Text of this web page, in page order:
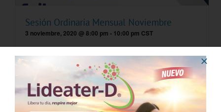
Sesión Ordinaria Mensual Noviembre
3 noviembre, 2020 @ 8:00 pm - 10:00 pm CST